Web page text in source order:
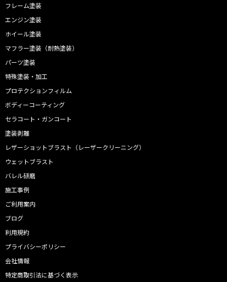
フレーム塗装
エンジン塗装
ホイール塗装
マフラー塗装（耐熱塗装）
パーツ塗装
特殊塗装・加工
プロテクションフィルム
ボディーコーティング
セラコート・ガンコート
塗装剥離
レザーショットブラスト（レーザークリーニング）
ウェットブラスト
バレル研磨
施工事例
ご利用案内
ブログ
利用規約
プライバシーポリシー
会社情報
特定商取引法に基づく表示